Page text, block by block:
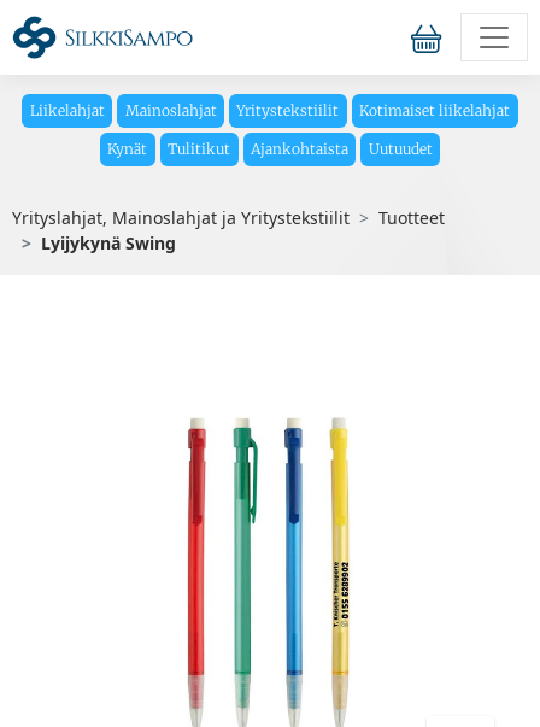
Liikelahjat Mainoslahjat Yritystekstiilit Kotimaiset liikelahjat
Kynät Tulitikut Ajankohtaista Uutuudet
Yrityslahjat, Mainoslahjat ja Yritystekstiilit
Tuotteet
Lyijykynä Swing